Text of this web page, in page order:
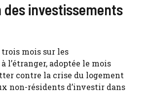
investissements
mois sur les
l’étranger, adoptée le mois
contre la crise du logement
non-résidents d’investir dans